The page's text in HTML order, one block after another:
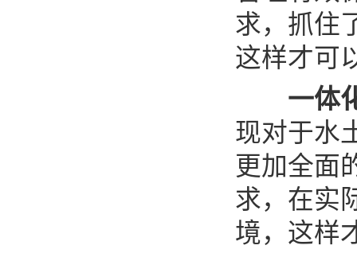
求，抓住
这样才可
一体化
现对于水
更加全面
求，在实
境，这样